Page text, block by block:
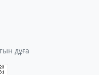
дұға